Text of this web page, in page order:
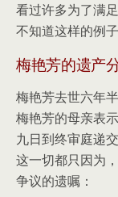
看过许多为了满
不知道这样的例
梅艳芳的遗产
梅艳芳去世六年
梅艳芳的母亲表
九日到终审庭递
这一切都只因为
争议的遗嘱：